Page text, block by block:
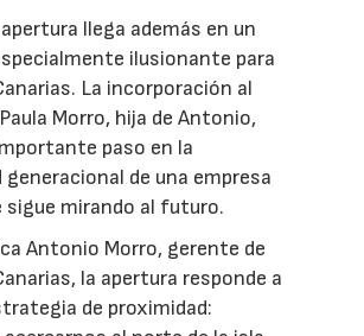
llega además en un
ilusionante para
La incorporación al
Morro, hija de Antonio,
paso en la
de una empresa
sigue mirando al futuro.
Antonio Morro, gerente de
la apertura responde a
de proximidad: